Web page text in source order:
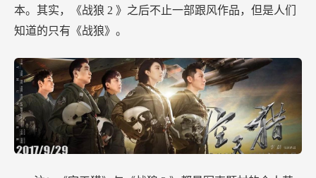
本。其实，《战狼 2 》之后不止一部跟风作品，但是人们
知道的只有《战狼》。